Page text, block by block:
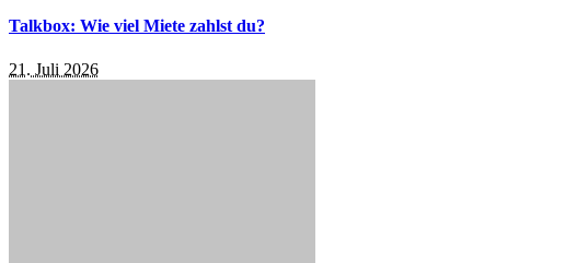
Talkbox: Wie viel Miete zahlst du?
21. Juli 2026